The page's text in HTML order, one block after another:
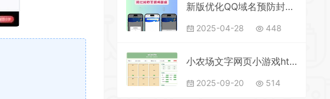
新版优化QQ域名预防封禁，微信域名，浏览器打开封禁域名
2025-04-28 448
小农场文字网页小游戏html版
2025-09-20 514